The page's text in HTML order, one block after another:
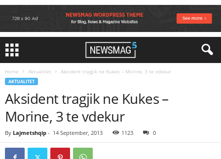
Home Aktualitet Aksident tragjik ne Kukes – Morine, 3 te vdekur
AKTUALITET
Aksident tragjik ne Kukes –
Morine, 3 te vdekur
By Lajmetshqip - 14 September, 2013 1123 0